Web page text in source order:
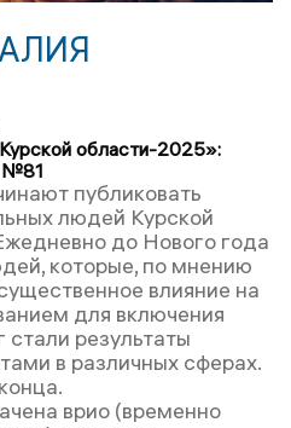
области-2025»:
№81
публиковать
людей Курской
до Нового года
которые, по мнению
влияние на
для включения
результаты
в различных сферах.
врио (временно